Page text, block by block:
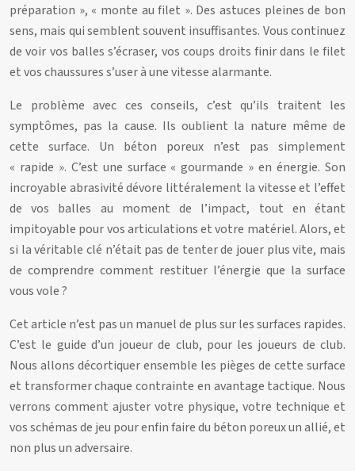
préparation », « monte au filet ». Des astuces pleines de bon
sens, mais qui semblent souvent insuffisantes. Vous continuez
de voir vos balles s’écraser, vos coups droits finir dans le filet
et vos chaussures s’user à une vitesse alarmante.
Le problème avec ces conseils, c’est qu’ils traitent les
symptômes, pas la cause. Ils oublient la nature même de
cette surface. Un béton poreux n’est pas simplement
« rapide ». C’est une surface « gourmande » en énergie. Son
incroyable abrasivité dévore littéralement la vitesse et l’effet
de vos balles au moment de l’impact, tout en étant
impitoyable pour vos articulations et votre matériel. Alors, et
si la véritable clé n’était pas de tenter de jouer plus vite, mais
de comprendre comment restituer l’énergie que la surface
vous vole ?
Cet article n’est pas un manuel de plus sur les surfaces rapides.
C’est le guide d’un joueur de club, pour les joueurs de club.
Nous allons décortiquer ensemble les pièges de cette surface
et transformer chaque contrainte en avantage tactique. Nous
verrons comment ajuster votre physique, votre technique et
vos schémas de jeu pour enfin faire du béton poreux un allié, et
non plus un adversaire.